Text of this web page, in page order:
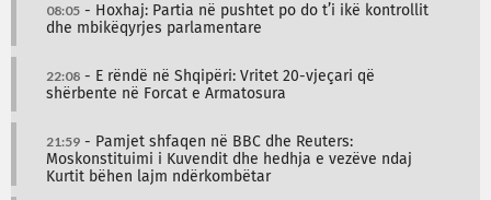
08:05 - Hoxhaj: Partia në pushtet po do t’i ikë kontrollit
dhe mbikëqyrjes parlamentare
22:08 - E rëndë në Shqipëri: Vritet 20-vjeçari që
shërbente në Forcat e Armatosura
21:59 - Pamjet shfaqen në BBC dhe Reuters:
Moskonstituimi i Kuvendit dhe hedhja e vezëve ndaj
Kurtit bëhen lajm ndërkombëtar